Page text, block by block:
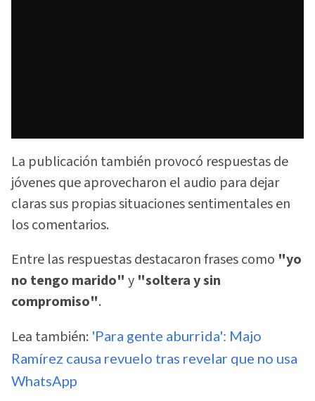
La publicación también provocó respuestas de
jóvenes que aprovecharon el audio para dejar
claras sus propias situaciones sentimentales en
los comentarios.
Entre las respuestas destacaron frases como "yo
no tengo marido" y "soltera y sin
compromiso".
Lea también: 'Para gente aburrida': Majo
Ramírez causa revuelo tras revelar que no usa
WhatsApp